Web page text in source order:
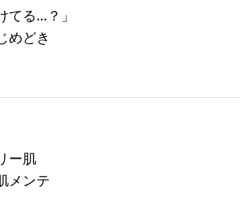
てる…？」
めどき
ー肌
メンテ